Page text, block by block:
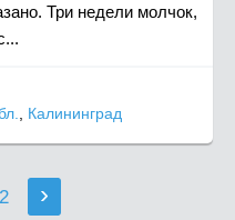
Три недели молчок,
Калининград
2 ›